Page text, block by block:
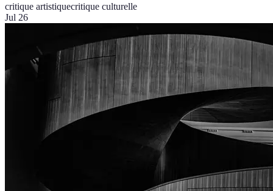
critique artistiquecritique culturelle
Jul 26